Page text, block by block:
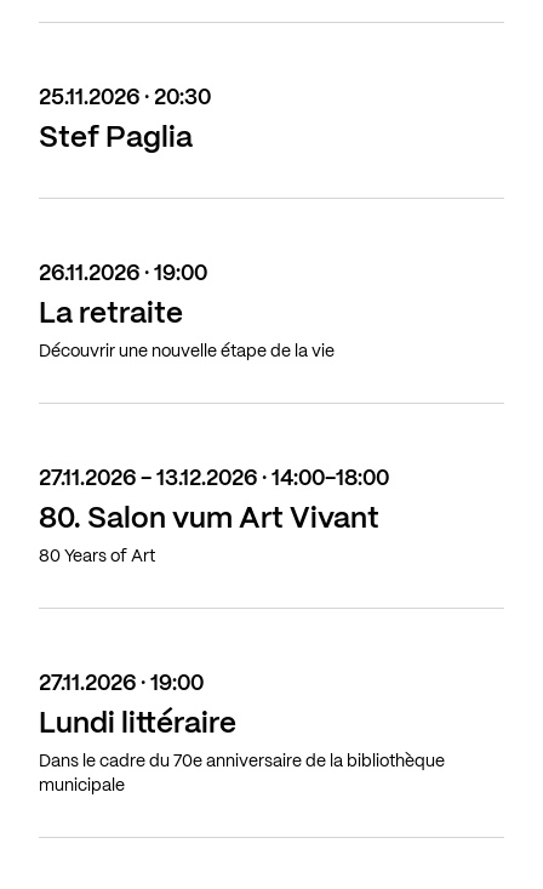
25.11.2026 · 20:30
Stef Paglia
26.11.2026 · 19:00
La retraite
Découvrir une nouvelle étape de la vie
27.11.2026 - 13.12.2026 · 14:00-18:00
80. Salon vum Art Vivant
80 Years of Art
27.11.2026 · 19:00
Lundi littéraire
Dans le cadre du 70e anniversaire de la bibliothèque
municipale